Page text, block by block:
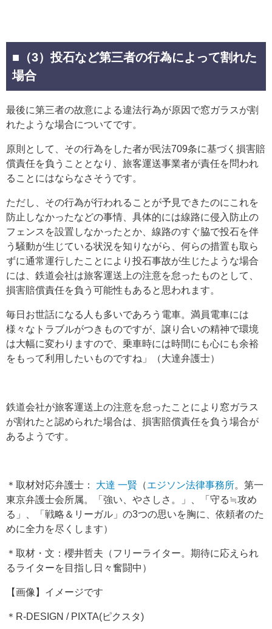
■（3）投石など第三者の行為によって割れた
場合
最後に第三者の故意による違法行為が原因で窓ガラスが割
れたような場合についてです。
原則として、その行為をした者が民法709条に基づく損害賠
償責任を負うこととなり、旅客運送事業者が責任を問われ
ることにはならなさそうです。
ただし、その行為が行われることが予見できたのにこれを
防止しなかったなどの事情、具体的には線路に侵入防止の
フェンスを設置しなかったとか、線路のすぐ脇で投石を伴
う騒動が生じている状況を知りながら、何らの措置も取ら
ずに通常運行したことにより投石事故が生じたような場合
には、鉄道会社は旅客運送上の注意を怠ったものとして、
損害賠償責任を負う可能性もあると思われます。
毎日お世話になる人も多いであろう電車。満員電車には
様々なトラブルがつきものですが、譲り合いの精神で環境
は大幅に変わりますので、乗車時には時間にも心にも余裕
をもって利用したいものですね」（大達弁護士）
鉄道会社が旅客運送上の注意を怠ったことにより窓ガラス
が割れたと認められた場合は、損害賠償責任を負う場合が
あるようです。
＊取材対応弁護士： 大達 一賢 （エジソン法律事務所。第一
東京弁護士会所属。「強い、やさしさ。」、「守る≒攻め
る」、「戦略＆リーガル」の3つの思いを胸に、依頼者のた
めに全力を尽くします）
＊取材・文：櫻井哲夫（フリーライター。期待に応えられ
るライターを目指し日々奮闘中）
【画像】イメージです
＊R-DESIGN / PIXTA(ピクスタ)